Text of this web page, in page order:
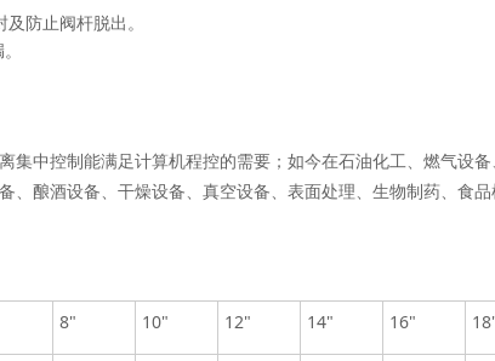
防止阀杆脱出。
集中控制能满足计算机程控的需要；如今在石油化工、燃气设
酿酒设备、干燥设备、真空设备、表面处理、生物制药、食品
8" 10" 12" 14" 16"